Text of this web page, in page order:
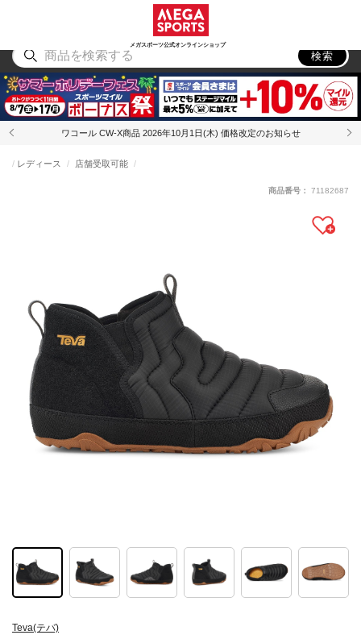
メガスポーツ公式オンラインショップ
アウトドア
検索
ワコール CW-X商品 2026年10月1日(木) 価格改定のお知らせ
Teva(テバ)
レディース 店舗受取可能
商品番号： 71182687